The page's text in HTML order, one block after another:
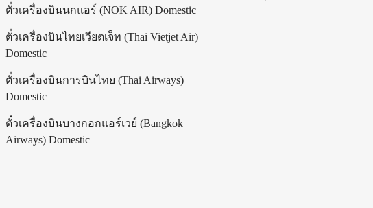
ตั๋วเครื่องบินนกแอร์ (NOK AIR) Domestic
ตั๋วเครื่องบินไทยเวียตเจ็ท (Thai Vietjet Air)
Domestic
ตั๋วเครื่องบินการบินไทย (Thai Airways)
Domestic
ตั๋วเครื่องบินบางกอกแอร์เวย์ (Bangkok
Airways) Domestic